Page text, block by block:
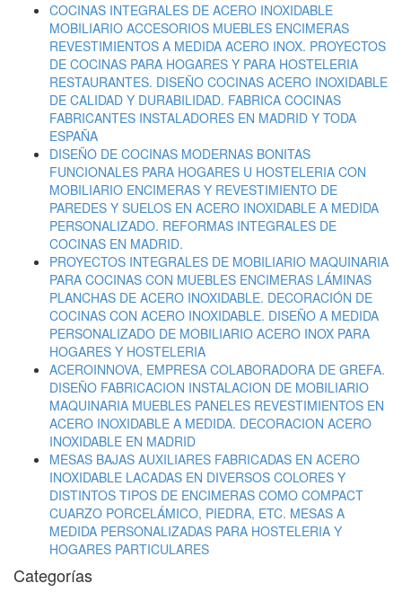
COCINAS INTEGRALES DE ACERO INOXIDABLE
MOBILIARIO ACCESORIOS MUEBLES ENCIMERAS
REVESTIMIENTOS A MEDIDA ACERO INOX. PROYECTOS
DE COCINAS PARA HOGARES Y PARA HOSTELERIA
RESTAURANTES. DISEÑO COCINAS ACERO INOXIDABLE
DE CALIDAD Y DURABILIDAD. FABRICA COCINAS
FABRICANTES INSTALADORES EN MADRID Y TODA
ESPAÑA
DISEÑO DE COCINAS MODERNAS BONITAS
FUNCIONALES PARA HOGARES U HOSTELERIA CON
MOBILIARIO ENCIMERAS Y REVESTIMIENTO DE
PAREDES Y SUELOS EN ACERO INOXIDABLE A MEDIDA
PERSONALIZADO. REFORMAS INTEGRALES DE
COCINAS EN MADRID.
PROYECTOS INTEGRALES DE MOBILIARIO MAQUINARIA
PARA COCINAS CON MUEBLES ENCIMERAS LÁMINAS
PLANCHAS DE ACERO INOXIDABLE. DECORACIÓN DE
COCINAS CON ACERO INOXIDABLE. DISEÑO A MEDIDA
PERSONALIZADO DE MOBILIARIO ACERO INOX PARA
HOGARES Y HOSTELERIA
ACEROINNOVA, EMPRESA COLABORADORA DE GREFA.
DISEÑO FABRICACION INSTALACION DE MOBILIARIO
MAQUINARIA MUEBLES PANELES REVESTIMIENTOS EN
ACERO INOXIDABLE A MEDIDA. DECORACION ACERO
INOXIDABLE EN MADRID
MESAS BAJAS AUXILIARES FABRICADAS EN ACERO
INOXIDABLE LACADAS EN DIVERSOS COLORES Y
DISTINTOS TIPOS DE ENCIMERAS COMO COMPACT
CUARZO PORCELÁMICO, PIEDRA, ETC. MESAS A
MEDIDA PERSONALIZADAS PARA HOSTELERIA Y
HOGARES PARTICULARES
Categorías